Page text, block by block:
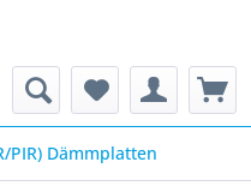
PIR) Dämmplatten